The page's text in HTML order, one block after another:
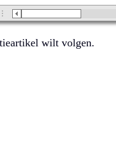
wilt volgen.